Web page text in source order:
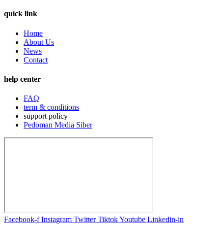
quick link
Home
About Us
News
Contact
help center
FAQ
term & conditions
support policy
Pedoman Media Siber
Facebook-f Instagram Twitter TiktokYoutube Linkedin-in